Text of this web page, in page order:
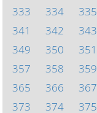
333
334 335
341
342 343
349
350 351
357
358 359
365
366 367
373
374 375